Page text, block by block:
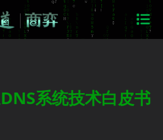
系统技术白皮书